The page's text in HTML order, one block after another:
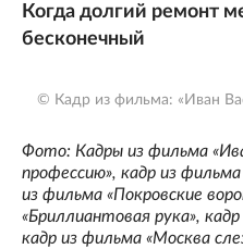
Когда долгий ремонт
бесконечный
© Кадр из фильма: «Иван
Фото: Кадры из фильма
профессию», кадр из
из фильма «Покровские
«Бриллиантовая рука»,
кадр из фильма «Москва